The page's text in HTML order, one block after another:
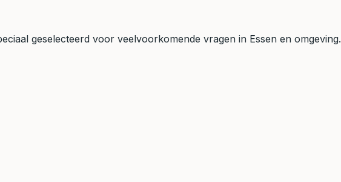
geselecteerd voor veelvoorkomende vragen in Essen en omgeving.